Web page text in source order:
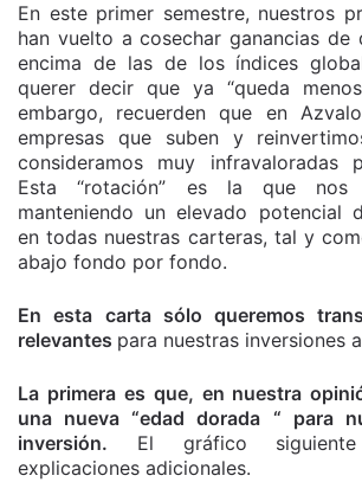
En este primer semestre, nuestros
han vuelto a cosechar ganancias
encima de las de los índices
querer decir que ya “queda
embargo, recuerden que en
empresas que suben y
consideramos muy infravaloradas
Esta “rotación” es la que nos
manteniendo un elevado potencial
en todas nuestras carteras, tal y
abajo fondo por fondo.
En esta carta sólo queremos
relevantes para nuestras inversiones
La primera es que, en nuestra
una nueva “edad dorada “ para
inversión. El gráfico
explicaciones adicionales.